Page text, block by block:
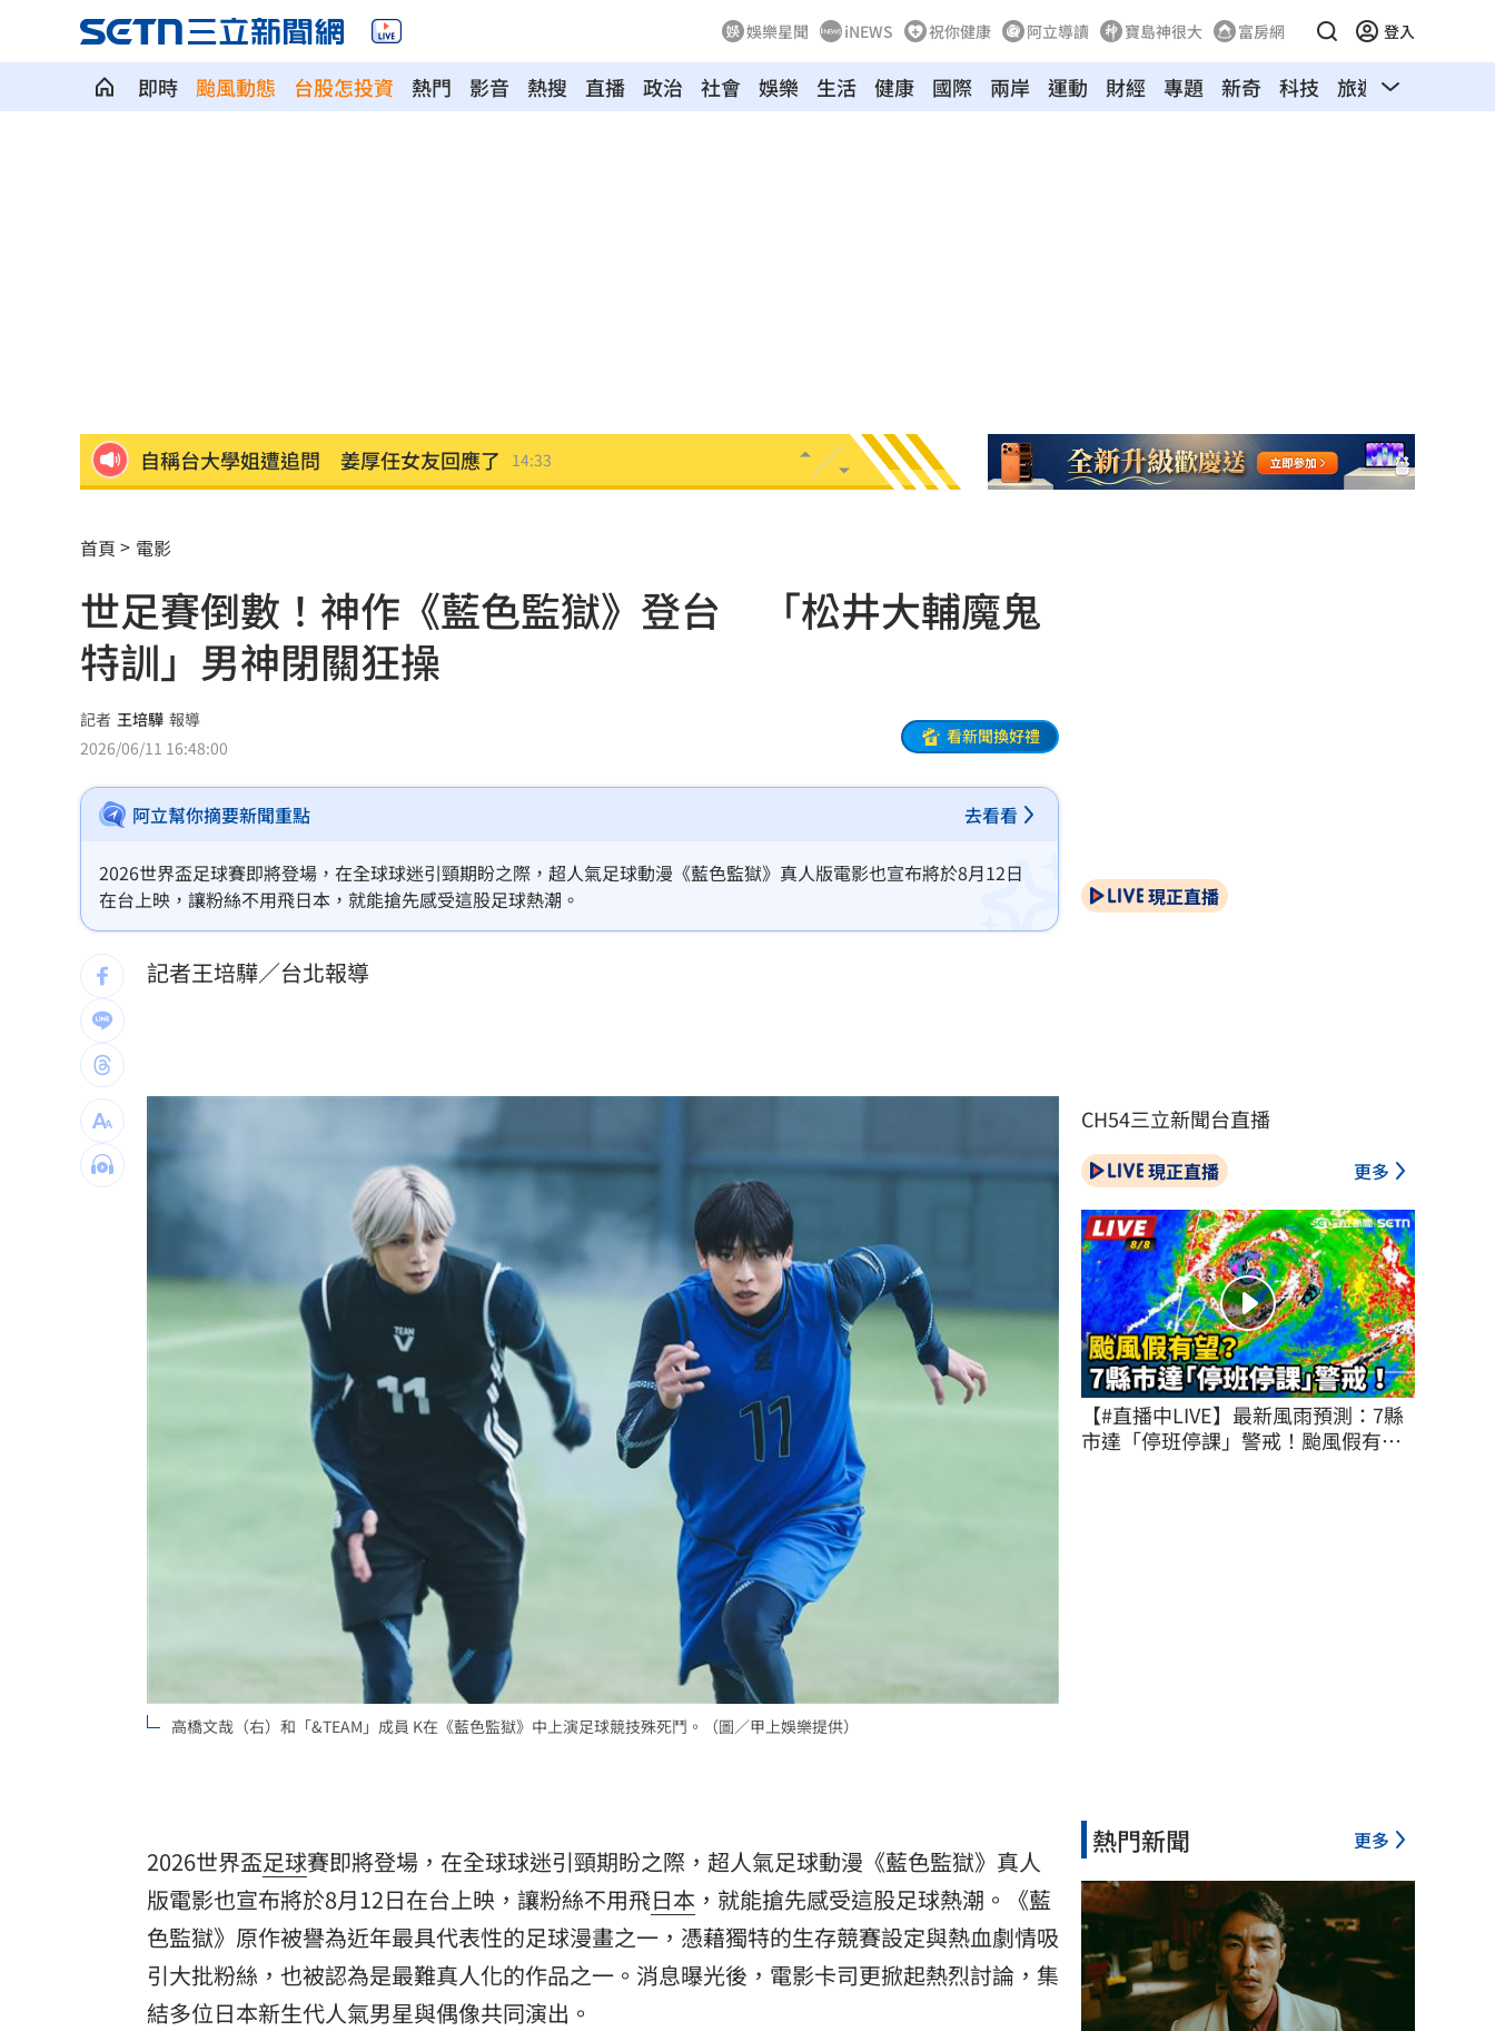
娛樂星聞 iNEWS 祝你健康 阿立導讀 寶島神很大 富房網 登入
即時 颱風動態 台股怎投資 熱門 影音 熱搜 直播 政治 社會 娛樂 生活 健康 國際 兩岸 運動 財經 專題 新奇 科技 旅遊 汽車
自稱台大學姐遭追問 姜厚任女友回應了 14:33
非洲這國拒絕台灣護照入境 外交部發聲了
不斷更新／颱風逼近！航空船班異動一次看 14:30
中國富婆加60場吻戲 短劇剛上線慘遭下架
亡妹慘遭公公毒手 表姊曝父親節悲傷現況
兄弟2資深主力倒下 張志豪、許基宏動刀
漢光42無人機秀攻擊力 展現濱海打擊能力
美國揭最新UFO檔案 巨型三角飛行物曝光 14:20
新／白海豚颱風逼近！大雷雨轟雙北1小時
BLACKPINK開直播 Jisoo道歉認溝通有問題
參加教召辱罵士官長3字…1原因比一般人慘 14:10
姜厚任小女友超早熟！關係人回應小三爭議
獨／批曹雨婷帳目亂 楊光友再轟余天工會 14:07
台灣彩券開獎直播中 20:31
LIVE三立+24小時直播 15:27
三立iNEWS新聞台線上直播
AI時代！威力馬導入智慧營運系統提升效率
商場戰國來臨 台中「頂奢大道」逐漸成形
台彩父親節推新刮刮樂千萬頭獎超「爸」氣
「拍片人的多重宇宙」職涯論壇9/12登場！
8國球員齊聚高雄 Formosa 7s掀足球熱潮
理想混蛋號召粉絲跨海追星吃美食！ 18:15
首頁 電影
世足賽倒數！神作《藍色監獄》登台 「松井大輔魔鬼
特訓」男神閉關狂操
記者 王培驊 報導
2026/06/11 16:48:00
看新聞換好禮
阿立幫你摘要新聞重點 去看看
2026世界盃足球賽即將登場，在全球球迷引頸期盼之際，超人氣足球動漫《藍色監獄》真人版電影也宣布將於8月12日
在台上映，讓粉絲不用飛日本，就能搶先感受這股足球熱潮。
記者王培驊／台北報導
高橋文哉（右）和「&TEAM」成員 K在《藍色監獄》中上演足球競技殊死鬥。（圖／甲上娛樂提供）
2026世界盃足球賽即將登場，在全球球迷引頸期盼之際，超人氣足球動漫《藍色監獄》真人
版電影也宣布將於8月12日在台上映，讓粉絲不用飛日本 ，就能搶先感受這股足球熱潮。《藍
色監獄》原作被譽為近年最具代表性的足球漫畫之一，憑藉獨特的生存競賽設定與熱血劇情吸
引大批粉絲，也被認為是最難真人化的作品之一。消息曝光後，電影卡司更掀起熱烈討論，集
結多位日本新生代人氣男星與偶像共同演出。
現正直播
CH54三立新聞台直播
現正直播 更多
【#直播中LIVE】最新風雨預測：7縣
市達「停班停課」警戒！颱風假有
熱門新聞 更多